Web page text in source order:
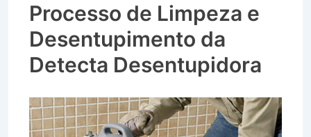
Processo de Limpeza e
Desentupimento da
Detecta Desentupidora